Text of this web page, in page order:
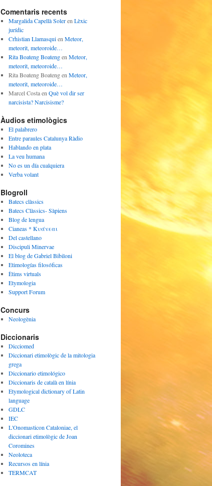
Comentaris recents
Margalida Capellà Soleren Lèxic
jurídic
Crhistian Llamasquien Meteor,
meteorit, meteoroide…
Rita Boateng Boatengen Meteor,
meteorit, meteoroide…
Rita Boateng Boatengen Meteor,
meteorit, meteoroide…
Marcel Costaen Què vol dir ser
narcisista? Narcisisme?
Àudios etimològics
El palabrero
Entre paraules Catalunya Ràdio
Hablando en plata
La veu humana
No es un día cualquiera
Verba volant
Blogroll
Batecs clàssics
Batecs Clàssics- Sàpiens
Blog de lengua
Cianeas * Κυάνεαι
Del castellano
Discipuli Minervae
El blog de Gabriel Bibiloni
Etimologías filosóficas
Ètims virtuals
Etymologia
Support Forum
Concurs
Neologènia
Diccionaris
Dicciomed
Diccionari etimològic de la mitologia
grega
Diccionario etimológico
Diccionaris de català en línia
Etymological dictionary of Latin
language
GDLC
IEC
L'Onomasticon Cataloniae, el
diccionari etimològic de Joan
Coromines
Neoloteca
Recursos en línia
TERMCAT